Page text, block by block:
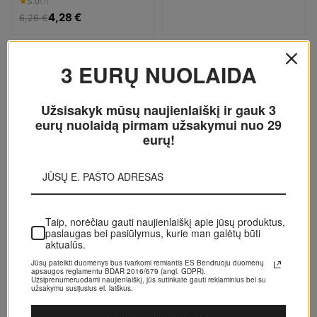
6,26 €4,28 €
Ecodenta Toothpaste Black
Whitening Dantų pasta Balinanti
dantų pasta Unisex
5.0(1)
1-7 D.
3 EURŲ NUOLAIDA
Užsisakyk mūsų naujienlaiškį ir gauk 3 eurų
nuolaidą pirmam užsakymui nuo 29 eurų!
produktus, paslaugas bei pasiūlymus, kurie man
galėtų būti aktualūs.
duomenų apsaugos reglamentu BDAR 2016/679 (angl. GDPR).
Užsiprenumeruodami naujienlaiškį, jūs sutinkate gauti
reklaminius bei su užsakymu susijusius el. laiškus.